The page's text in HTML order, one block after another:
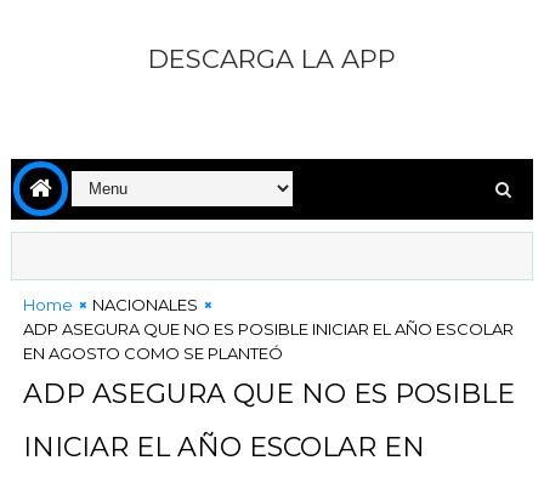
DESCARGA LA APP
Home
NACIONALES
ADP ASEGURA QUE NO ES POSIBLE INICIAR EL AÑO ESCOLAR
EN AGOSTO COMO SE PLANTEÓ
ADP ASEGURA QUE NO ES POSIBLE
INICIAR EL AÑO ESCOLAR EN